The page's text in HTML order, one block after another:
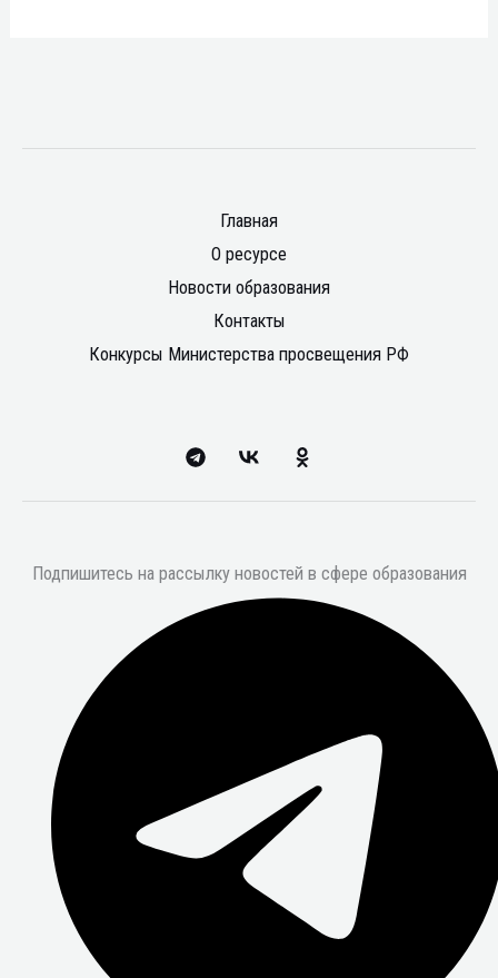
Главная
О ресурсе
Новости образования
Контакты
Конкурсы Министерства просвещения РФ
Подпишитесь на рассылку новостей в сфере образования